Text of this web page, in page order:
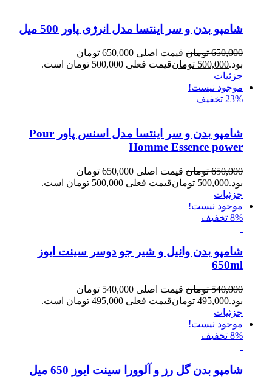
شامپو بدن و سر اینتسا مدل انرژی پاور 500 میل
650,000 تومان
قیمت اصلی 650,000 تومان
بود.500,000 تومانقیمت فعلی 500,000 تومان است.
جزئیات
موجود نیست!
23% تخفیف
شامپو بدن و سر اینتسا مدل اسنس پاور Pour
Homme Essence power
650,000 تومان
قیمت اصلی 650,000 تومان
بود.500,000 تومانقیمت فعلی 500,000 تومان است.
جزئیات
موجود نیست!
8% تخفیف
شامپو بدن وانیل و شیر جو دوسر سینت ایوز
650ml
540,000 تومان
قیمت اصلی 540,000 تومان
بود.495,000 تومانقیمت فعلی 495,000 تومان است.
جزئیات
موجود نیست!
8% تخفیف
شامپو بدن گل رز و آلوورا سینت ایوز 650 میل